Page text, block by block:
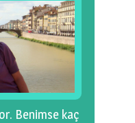
Benimse kaç